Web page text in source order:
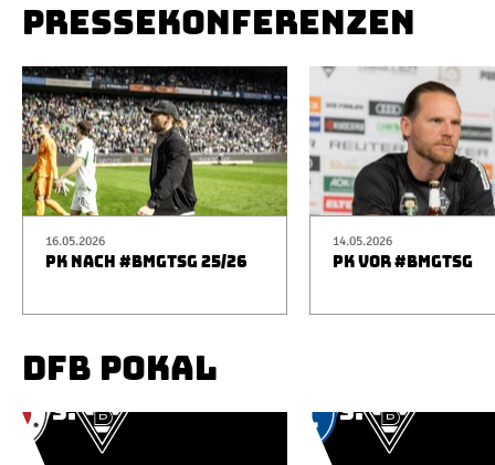
PRESSEKONFERENZEN
16.05.2026
PK NACH #BMGTSG 25/26
14.05.2026
PK VOR #BMGTSG
DFB POKAL